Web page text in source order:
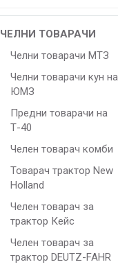
ЧЕЛНИ ТОВАРАЧИ
Челни товарачи МТЗ
Челни товарачи кун на
ЮМЗ
Предни товарачи на
Т-40
Челен товарач комби
Товарач трактор New
Holland
Челен товарач за
трактор Кейс
Челен товарач за
трактор DEUTZ-FAHR